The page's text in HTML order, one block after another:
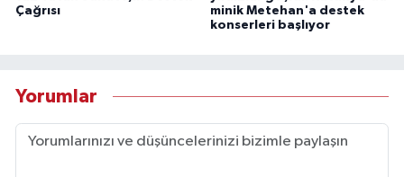
Çağrısı
minik Metehan'a destek
konserleri başlıyor
Yorumlar